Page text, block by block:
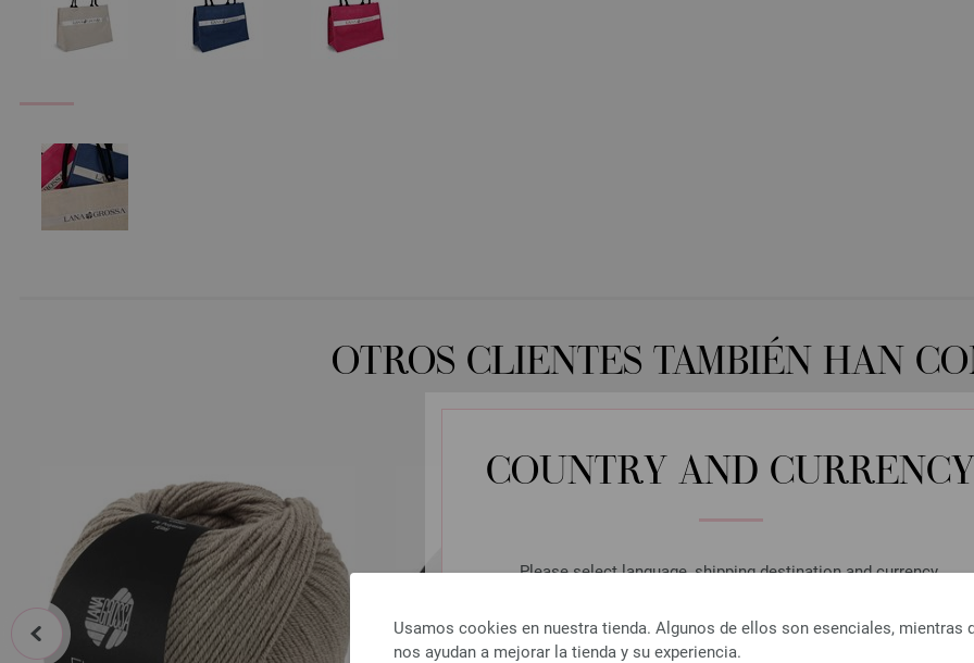
COUNTRY AND CURRENCY
Please select language, shipping destination and currency.
Usamos cookies en nuestra tienda. Algunos de ellos son esenciales, mientras
nos ayudan a mejorar la tienda y su experiencia.
OTROS CLIENTES TAMBIÉN HAN
prev